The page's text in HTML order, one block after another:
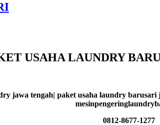
USAHA LAUNDRY
jawa tengah| paket usaha laundry
0812-8677-1277